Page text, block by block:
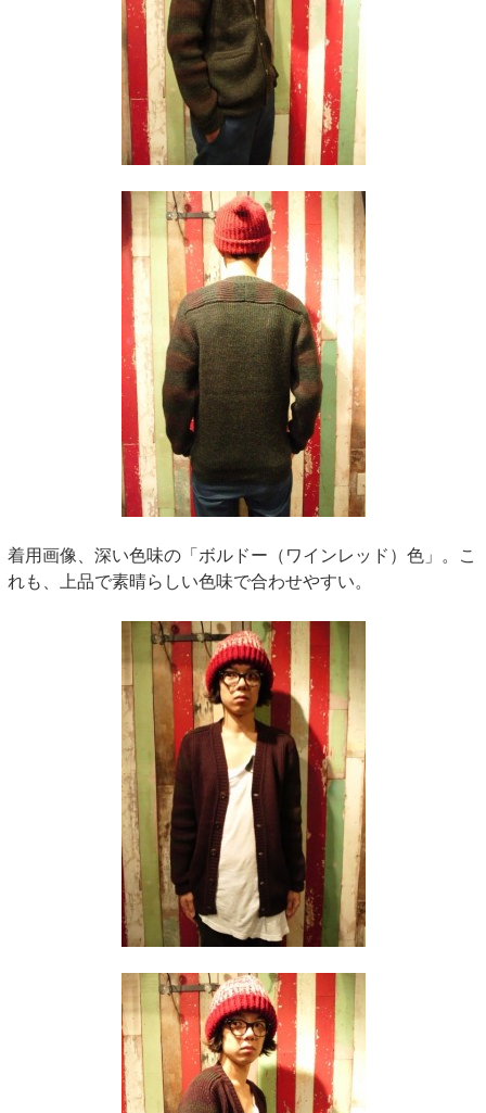
着用画像、深い色味の「ボルドー（ワインレッド）色」。こ
れも、上品で素晴らしい色味で合わせやすい。